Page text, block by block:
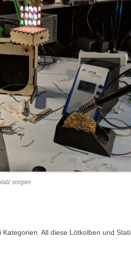
sorgen
All diese Lötkolben und